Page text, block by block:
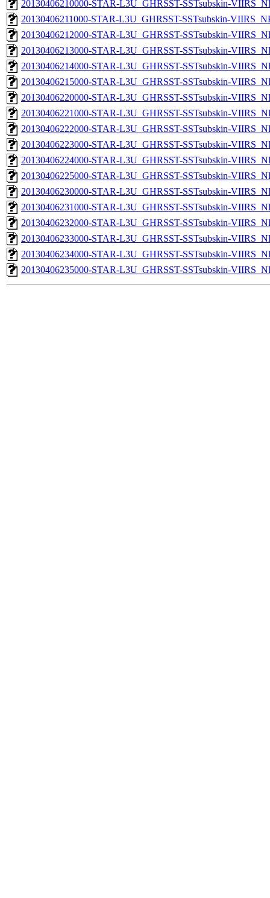
20130406210000-STAR-L3U_GHRSST-SSTsubskin-
20130406211000-STAR-L3U_GHRSST-SSTsubskin-
20130406212000-STAR-L3U_GHRSST-SSTsubskin-
20130406213000-STAR-L3U_GHRSST-SSTsubskin-
20130406214000-STAR-L3U_GHRSST-SSTsubskin-
20130406215000-STAR-L3U_GHRSST-SSTsubskin-
20130406220000-STAR-L3U_GHRSST-SSTsubskin-
20130406221000-STAR-L3U_GHRSST-SSTsubskin-
20130406222000-STAR-L3U_GHRSST-SSTsubskin-
20130406223000-STAR-L3U_GHRSST-SSTsubskin-
20130406224000-STAR-L3U_GHRSST-SSTsubskin-
20130406225000-STAR-L3U_GHRSST-SSTsubskin-
20130406230000-STAR-L3U_GHRSST-SSTsubskin-
20130406231000-STAR-L3U_GHRSST-SSTsubskin-
20130406232000-STAR-L3U_GHRSST-SSTsubskin-
20130406233000-STAR-L3U_GHRSST-SSTsubskin-
20130406234000-STAR-L3U_GHRSST-SSTsubskin-
20130406235000-STAR-L3U_GHRSST-SSTsubskin-